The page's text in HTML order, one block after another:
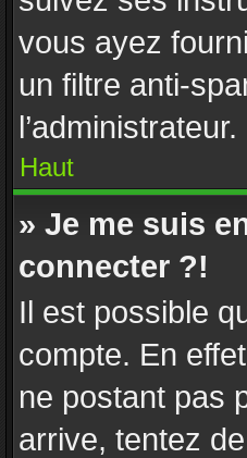
vous ayez
un filtre anti-
l’administrateur.
Haut
» Je me suis
connecter ?!
Il est possible
compte. En
ne postant pas
arrive, tentez